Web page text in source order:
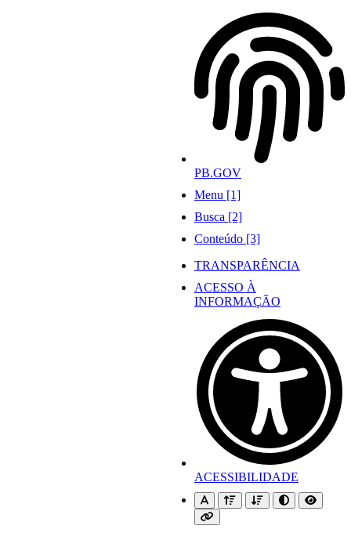
PB.GOV
Menu [1]
Busca [2]
Conteúdo [3]
TRANSPARÊNCIA
ACESSO À
INFORMAÇÃO
ACESSIBILIDADE